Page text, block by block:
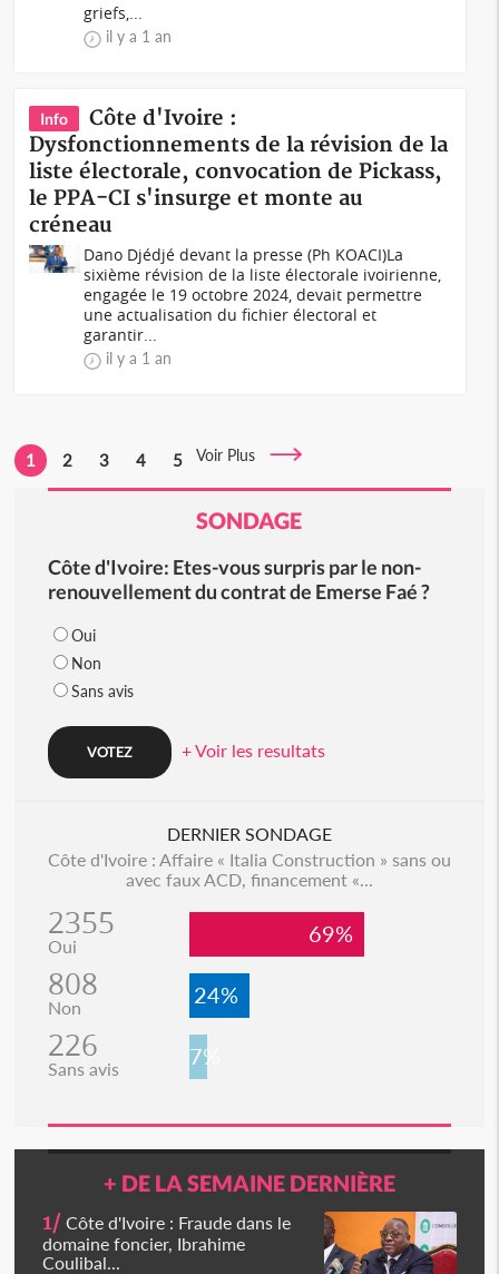
griefs,...
il y a 1 an
Info
Côte d'Ivoire :
Dysfonctionnements de la révision de la
liste électorale, convocation de Pickass,
le PPA-CI s'insurge et monte au
créneau
Dano Djédjé devant la presse (Ph KOACI)La
sixième révision de la liste électorale ivoirienne,
engagée le 19 octobre 2024, devait permettre
une actualisation du fichier électoral et
garantir...
il y a 1 an
1 2 3 4 5 Voir Plus
SONDAGE
Côte d'Ivoire: Etes-vous surpris par le non-
renouvellement du contrat de Emerse Faé ?
Oui
Non
Sans avis
+ Voir les resultats
DERNIER SONDAGE
Côte d'Ivoire : Affaire « Italia Construction » sans ou
avec faux ACD, financement «...
2355
Oui 69%
808
Non 24%
226
Sans avis 7%
+ DE LA SEMAINE DERNIÈRE
1/ Côte d'Ivoire : Fraude dans le
domaine foncier, Ibrahime
Coulibal...